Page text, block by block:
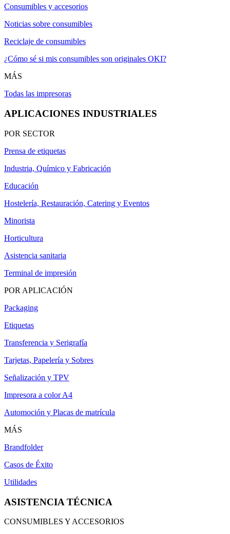
Consumibles y accesorios
Noticias sobre consumibles
Reciclaje de consumibles
¿Cómo sé si mis consumibles son originales OKI?
MÁS
Todas las impresoras
APLICACIONES INDUSTRIALES
POR SECTOR
Prensa de etiquetas
Industria, Químico y Fabricación
Educación
Hostelería, Restauración, Catering y Eventos
Minorista
Horticultura
Asistencia sanitaria
Terminal de impresión
POR APLICACIÓN
Packaging
Etiquetas
Transferencia y Serigrafía
Tarjetas, Papelería y Sobres
Señalización y TPV
Impresora a color A4
Automoción y Placas de matrícula
MÁS
Brandfolder
Casos de Éxito
Utilidades
ASISTENCIA TÉCNICA
CONSUMIBLES Y ACCESORIOS